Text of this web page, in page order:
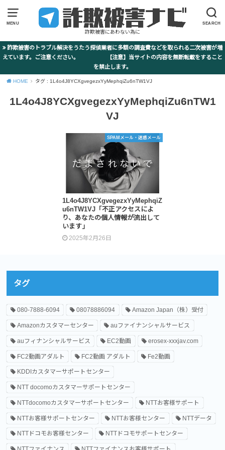
MENU SEARCH
詐欺被害にあわない為に
詐欺被害のトラブル解決をうたう探偵業者に多額の調査費などを取られる二次被害が増
えています。ご注意ください。 【注意】当サイトの内容を無断転載をすること
を禁止します。
HOME タグ : 1L4o4J8YCXgvegezxYyMephqiZu6nTW1VJ
1L4o4J8YCXgvegezxYyMephqiZu6nTW1
VJ
SPAMメール・迷惑メール
1L4o4J8YCXgvegezxYyMephqiZ
u6nTW1VJ「不正アクセスによ
り、あなたの個人情報が流出して
います」
2025年2月26日
タグ
080-7888-6094 08078886094 Amazon Japan（株）受付
Amazonカスタマーセンター auファイナンシャルサービス
auフィナンシャルサービス EC2動画 erosex-xxxjav.com
FC2動画アダルト FC2動画 アダルト Fe2動画
KDDIカスタマーサポートセンター
NTT docomoカスタマーサポートセンター
NTTdocomoカスタマーサポートセンター NTTお客様サポート
NTTお客様サポートセンター NTTお客様センター NTTデータ
NTTドコモお客様センター NTTドコモサポートセンター